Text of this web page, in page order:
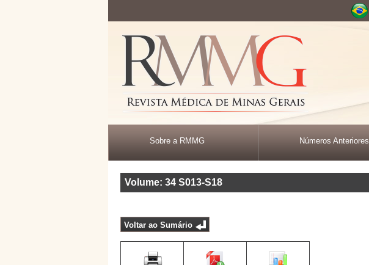
Sobre a RMMG Números Anteriores
Volume: 34 S013-S18
Voltar ao Sumário